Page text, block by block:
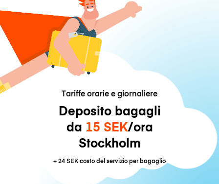
Tariffe orarie e giornaliere
Deposito bagagli
da 15 SEK/ora
Stockholm
+24 SEKcosto del servizio per bagaglio